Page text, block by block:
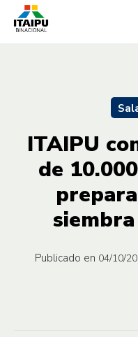
ITAIPU
de
Publicado en 04/10/